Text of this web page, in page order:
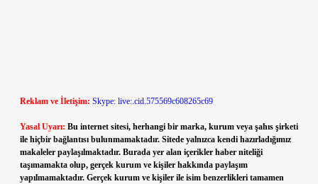
Reklam ve İletişim: Skype: live:.cid.575569c608265c69
Yasal Uyarı: Bu internet sitesi, herhangi bir marka, kurum veya şahıs şirketi
ile hiçbir bağlantısı bulunmamaktadır. Sitede yalnızca kendi hazırladığımız
makaleler paylaşılmaktadır. Burada yer alan içerikler haber niteliği
taşımamakta olup, gerçek kurum ve kişiler hakkında paylaşım
yapılmamaktadır. Gerçek kurum ve kişiler ile isim benzerlikleri tamamen